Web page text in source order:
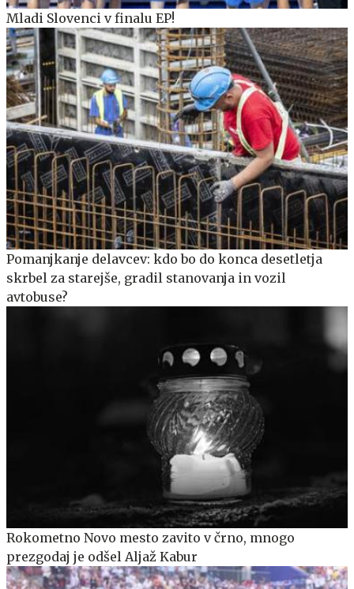
Mladi Slovenci v finalu EP!
Pomanjkanje delavcev: kdo bo do konca desetletja
skrbel za starejše, gradil stanovanja in vozil
avtobuse?
Rokometno Novo mesto zavito v črno, mnogo
prezgodaj je odšel Aljaž Kabur